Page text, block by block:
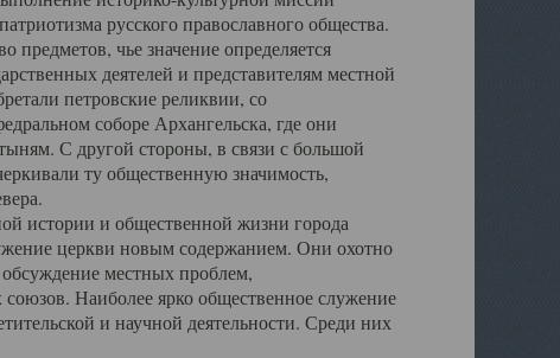
русского православного общества.
предметов, чье значение определяется
деятелей и представителям местной
петровские реликвии, со
соборе Архангельска, где они
С другой стороны, в связи с большой
ту общественную значимость,
и общественной жизни города
церкви новым содержанием. Они охотно
местных проблем,
Наиболее ярко общественное служение
и научной деятельности. Среди них